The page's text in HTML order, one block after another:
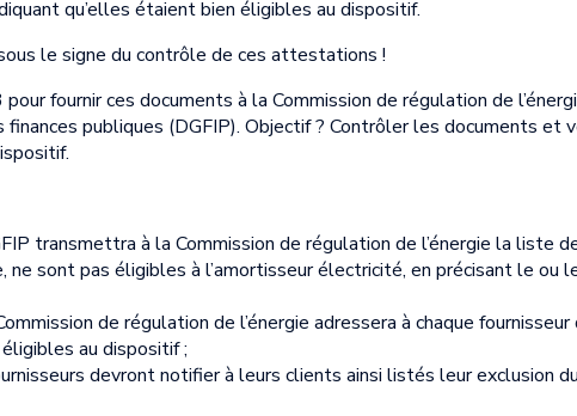
qu’elles étaient bien éligibles au dispositif.
le signe du contrôle de ces attestations !
fournir ces documents à la Commission de régulation de
publiques (DGFIP). Objectif ? Contrôler les documents et
transmettra à la Commission de régulation de l’énergie la liste
sont pas éligibles à l’amortisseur électricité, en précisant le ou
de régulation de l’énergie adressera à chaque fournisseur
au dispositif ;
devront notifier à leurs clients ainsi listés leur exclusion